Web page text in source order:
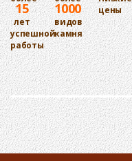
15
лет
успешной
работы
1000
видов
камня
цены